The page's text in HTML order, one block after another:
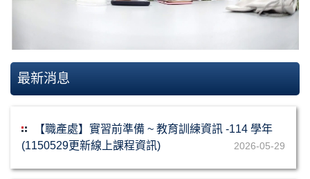
最新消息
【職產處】實習前準備 ~ 教育訓練資訊 -114 學年
(1150529更新線上課程資訊)
2026-05-29